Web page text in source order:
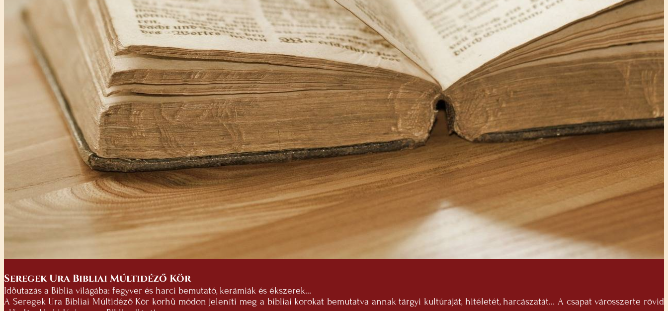
Seregek Ura Bibliai Múltidéző Kör
Időutazás a Biblia világába: fegyver és harci bemutató, kerámiák és ékszerek...
A Seregek Ura Bibliai Múltidéző Kör korhű módon jeleníti meg a bibliai korokat bemutatva annak tárgyi kultúráját, hitéletét, harcászatát… A csapat városszerte rövid